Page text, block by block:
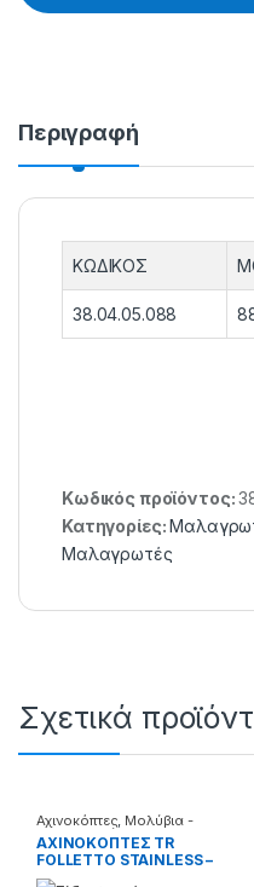
Περιγραφή
ΚΩΔΙΚΟΣ
38.04.05.088
Κωδικός προϊόντος:
Κατηγορίες:
Μαλαγρωτές
Σχετικά
Αχινοκόπτες, Μολύβια -
Μαλαγρωτές
ΑΧΙΝΟΚΟΠΤΕΣ TR
FOLLETTO STAINLESS –
38.69.05.001